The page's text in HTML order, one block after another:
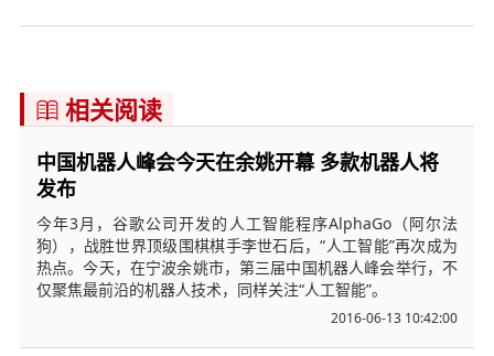
 相关阅读
中国机器人峰会今天在余姚开幕 多款机器人将
发布
今年3月，谷歌公司开发的人工智能程序AlphaGo（阿尔法
狗），战胜世界顶级围棋棋手李世石后，“人工智能”再次成为
热点。今天，在宁波余姚市，第三届中国机器人峰会举行，不
仅聚焦最前沿的机器人技术，同样关注“人工智能”。
2016-06-13 10:42:00